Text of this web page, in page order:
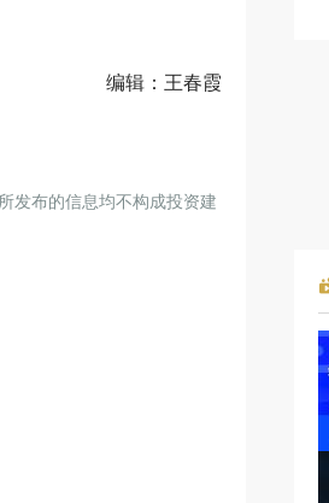
编辑：王春霞
发布的信息均不构成投资建